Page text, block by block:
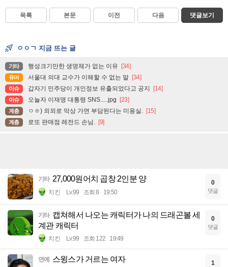
목록 본문 이전 다음 댓글보기
ㅇㅇㄱ 지금 뜨는 글
기타 행성크기만한 생명체가 없는 이유 [34]
유머 서울대 의대 교수가 이해할 수 없는 말 [34]
이슈 갑자기 민주당이 개인정보 유출되었다고 공지 [14]
이슈 오늘자 이재명 대통령 SNS.....jpg [23]
계층 ㅇㅎ) 외외로 막상 가면 부담된다는 미용실. [15]
계층 로또 판매점 레전드 손님. [9]
기타 27,000원어치 곱창 2인분 양
치킨 Lv.99 조회 8 19:50
0
댓글
기타 캡쳐해서 나오는 캐릭터가 나의 드래곤볼 세
계관 캐릭터
치킨 Lv.99 조회 122 19:49
0
댓글
연예 스윙스가 거르는 여자 1